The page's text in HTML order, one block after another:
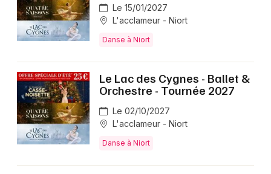
Danse en Poitou-Charente
Danse en Nouvelle-Aquitaine
Newsletter des sorties
Artistes en tournée
Actus dans les Deux-Sèvres
Le 15/01/2027
L'acclameur - Niort
Danse à Niort
Le Lac des Cygnes - Ballet &
Orchestre - Tournée 2027
Le 02/10/2027
L'acclameur - Niort
Danse à Niort